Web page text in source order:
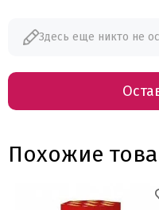
Здесь еще никто не
Похожие